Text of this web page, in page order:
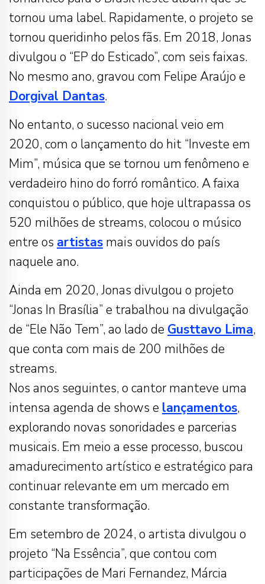
tornou uma label. Rapidamente, o projeto se
tornou queridinho pelos fãs. Em 2018, Jonas
divulgou o “EP do Esticado”, com seis faixas.
No mesmo ano, gravou com Felipe Araújo e
Dorgival Dantas.
No entanto, o sucesso nacional veio em
2020, com o lançamento do hit “Investe em
Mim”, música que se tornou um fenômeno e
verdadeiro hino do forró romântico. A faixa
conquistou o público, que hoje ultrapassa os
520 milhões de streams, colocou o músico
entre os artistas mais ouvidos do país
naquele ano.
Ainda em 2020, Jonas divulgou o projeto
“Jonas In Brasília” e trabalhou na divulgação
de “Ele Não Tem”, ao lado de Gusttavo Lima,
que conta com mais de 200 milhões de
streams.
Nos anos seguintes, o cantor manteve uma
intensa agenda de shows e lançamentos,
explorando novas sonoridades e parcerias
musicais. Em meio a esse processo, buscou
amadurecimento artístico e estratégico para
continuar relevante em um mercado em
constante transformação.
Em setembro de 2024, o artista divulgou o
projeto “Na Essência”, que contou com
participações de Mari Fernandez, Márcia